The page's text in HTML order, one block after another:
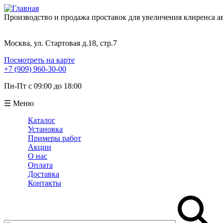
Производство и продажа проставок для увеличения клиренса
Москва, ул. Стартовая д.18, стр.7
Посмотреть на карте
+7 (909) 960-30-00
Пн-Пт с 09:00 до 18:00
☰ Меню
Каталог
Установка
Примеры работ
Акции
О нас
Оплата
Доставка
Контакты